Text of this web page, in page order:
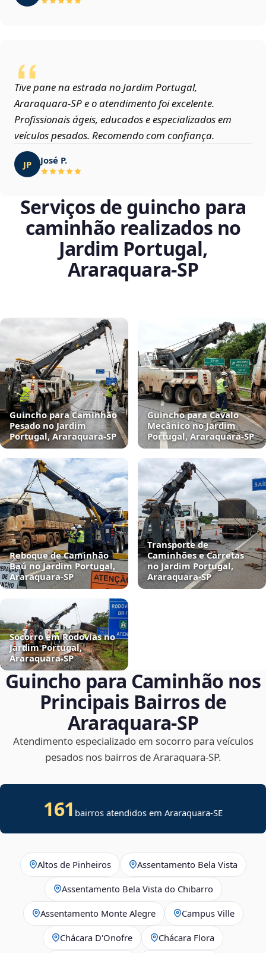
Tive pane na estrada no Jardim Portugal,
Araraquara‑SP e o atendimento foi excelente.
Profissionais ágeis, educados e especializados em
veículos pesados. Recomendo com confiança.
JP José P.
Serviços de guincho para
caminhão realizados no
Jardim Portugal,
Araraquara‑SP
Guincho para Caminhão
Pesado no Jardim
Portugal, Araraquara‑SP
Guincho para Cavalo
Mecânico no Jardim
Portugal, Araraquara‑SP
Reboque de Caminhão
Baú no Jardim Portugal,
Araraquara‑SP
Transporte de
Caminhões e Carretas
no Jardim Portugal,
Araraquara‑SP
Socorro em Rodovias no
Jardim Portugal,
Araraquara‑SP
Guincho para Caminhão nos
Principais Bairros de
Araraquara‑SP
Atendimento especializado em socorro para veículos
pesados nos bairros de Araraquara‑SP.
161 bairros atendidos em Araraquara-SE
Altos de Pinheiros Assentamento Bela Vista
Assentamento Bela Vista do Chibarro
Assentamento Monte Alegre Campus Ville
Chácara D'Onofre Chácara Flora